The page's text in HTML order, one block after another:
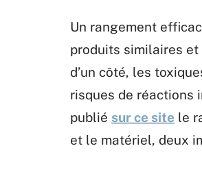
Un rangement
produits similaires et
d’un côté, les
risques de réactions
publié sur ce site le
et le matériel, deux